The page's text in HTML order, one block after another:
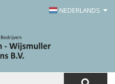
NEDERLANDS